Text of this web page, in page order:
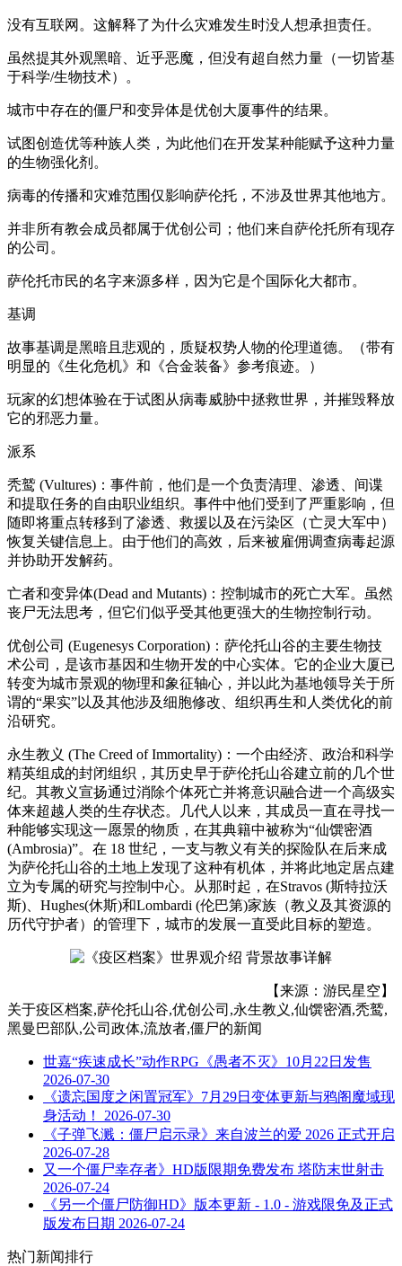
没有互联网。这解释了为什么灾难发生时没人想承担责任。
虽然提其外观黑暗、近乎恶魔，但没有超自然力量（一切皆基
于科学/生物技术）。
城市中存在的僵尸和变异体是优创大厦事件的结果。
试图创造优等种族人类，为此他们在开发某种能赋予这种力量
的生物强化剂。
病毒的传播和灾难范围仅影响萨伦托，不涉及世界其他地方。
并非所有教会成员都属于优创公司；他们来自萨伦托所有现存
的公司。
萨伦托市民的名字来源多样，因为它是个国际化大都市。
基调
故事基调是黑暗且悲观的，质疑权势人物的伦理道德。（带有
明显的《生化危机》和《合金装备》参考痕迹。）
玩家的幻想体验在于试图从病毒威胁中拯救世界，并摧毁释放
它的邪恶力量。
派系
秃鹫 (Vultures)：事件前，他们是一个负责清理、渗透、间谍
和提取任务的自由职业组织。事件中他们受到了严重影响，但
随即将重点转移到了渗透、救援以及在污染区（亡灵大军中）
恢复关键信息上。由于他们的高效，后来被雇佣调查病毒起源
并协助开发解药。
亡者和变异体(Dead and Mutants)：控制城市的死亡大军。虽然
丧尸无法思考，但它们似乎受其他更强大的生物控制行动。
优创公司 (Eugenesys Corporation)：萨伦托山谷的主要生物技
术公司，是该市基因和生物开发的中心实体。它的企业大厦已
转变为城市景观的物理和象征轴心，并以此为基地领导关于所
谓的“果实”以及其他涉及细胞修改、组织再生和人类优化的前
沿研究。
永生教义 (The Creed of Immortality)：一个由经济、政治和科学
精英组成的封闭组织，其历史早于萨伦托山谷建立前的几个世
纪。其教义宣扬通过消除个体死亡并将意识融合进一个高级实
体来超越人类的生存状态。几代人以来，其成员一直在寻找一
种能够实现这一愿景的物质，在其典籍中被称为“仙馔密酒
(Ambrosia)”。在 18 世纪，一支与教义有关的探险队在后来成
为萨伦托山谷的土地上发现了这种有机体，并将此地定居点建
立为专属的研究与控制中心。从那时起，在Stravos (斯特拉沃
斯)、Hughes(休斯)和Lombardi (伦巴第)家族（教义及其资源的
历代守护者）的管理下，城市的发展一直受此目标的塑造。
【来源：游民星空】
关于疫区档案,萨伦托山谷,优创公司,永生教义,仙馔密酒,秃鹫,
黑曼巴部队,公司政体,流放者,僵尸的新闻
世嘉“疾速成长”动作RPG《愚者不灭》10月22日发售
2026-07-30
《遗忘国度之闲置冠军》7月29日变体更新与鸦阁魔域现
身活动！
2026-07-30
《子弹飞溅：僵尸启示录》来自波兰的爱 2026 正式开启
2026-07-28
又一个僵尸幸存者》HD版限期免费发布 塔防末世射击
2026-07-24
《另一个僵尸防御HD》版本更新 - 1.0 - 游戏限免及正式
版发布日期 2026-07-24
热门新闻排行